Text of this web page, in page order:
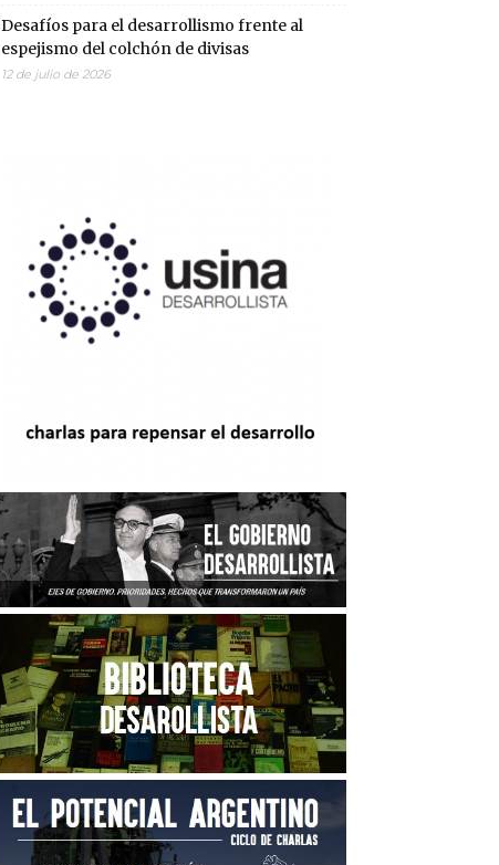
Desafíos para el desarrollismo frente al
espejismo del colchón de divisas
12 de julio de 2026